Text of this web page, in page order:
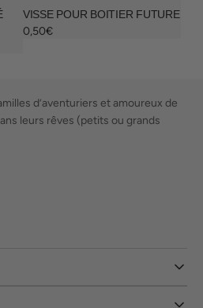
VISSE POUR BOITIER FUTURE
Prix
0,50€
d’aventuriers et amoureux de
leurs rêves (petits ou grands